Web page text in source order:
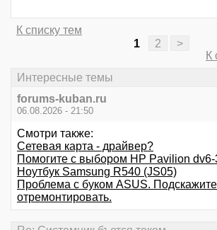
К списку тем
1
2
>
К
Интересные темы
forums-kuban.ru
06.08.2026 - 21:50
Смотри также:
Сетевая карта - драйвер?
Помогите с выбором HP Pavilion dv6-
Ноутбук Samsung R540 (JS05)
Проблема с буком ASUS. Подскажите
отремонтировать.